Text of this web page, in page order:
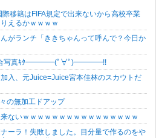
移籍はFIFA規定で出来ないから高校卒業
えるかｗｗｗｗ
がランチ「ききちゃんって呼んで？今日か
集合写真ｷﾀ━━━━(ﾟ∀ﾟ)━━━━!!
加入、元Juice=Juice宮本佳林のスカウトだ
の無加工ドアップ
ないｗｗｗｗｗｗｗｗｗｗｗｗｗｗｗｗ
ーラ！失敗しました。目分量で作るのをや